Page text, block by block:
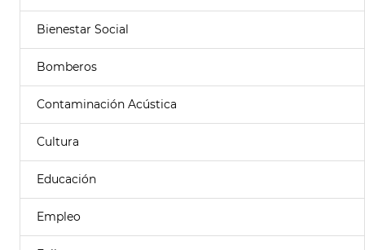
Bienestar Social
Bomberos
Contaminación Acústica
Cultura
Educación
Empleo